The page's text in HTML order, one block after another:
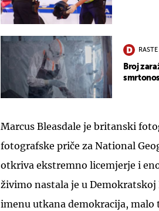
Broj
Marcus Bleasdale je britanski
fotografske priče za National
otkriva ekstremno licemjerje i
živimo nastala je u
imenu utkana demokracija, malo